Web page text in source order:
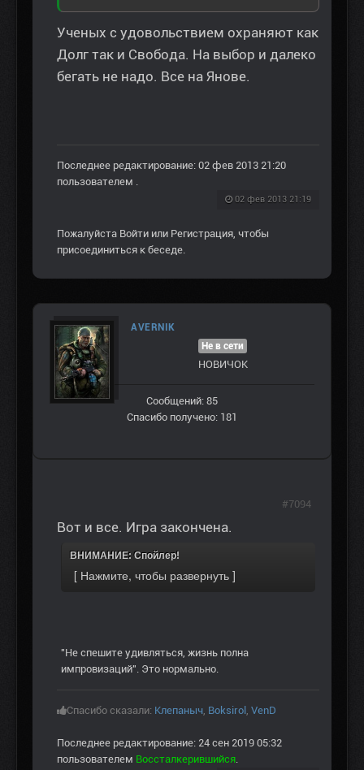
Ученых с удовольствием охраняют как
Долг так и Свобода. На выбор и далеко
бегать не надо. Все на Янове.
Последнее редактирование: 02 фев 2013 21:20
пользователем .
02 фев 2013 21:19
Пожалуйста Войти или Регистрация, чтобы
присоединиться к беседе.
AVERNIK
Не в сети
НОВИЧОК
Сообщений: 85
Спасибо получено: 181
Вот и все. Игра закончена.
ВНИМАНИЕ: Спойлер!
"Не спешите удивляться, жизнь полна
импровизаций". Это нормально.
Спасибо сказали: Клепаныч, Boksirol , VenD
Последнее редактирование: 24 сен 2019 05:32
пользователем Воссталкерившийся.
#7094